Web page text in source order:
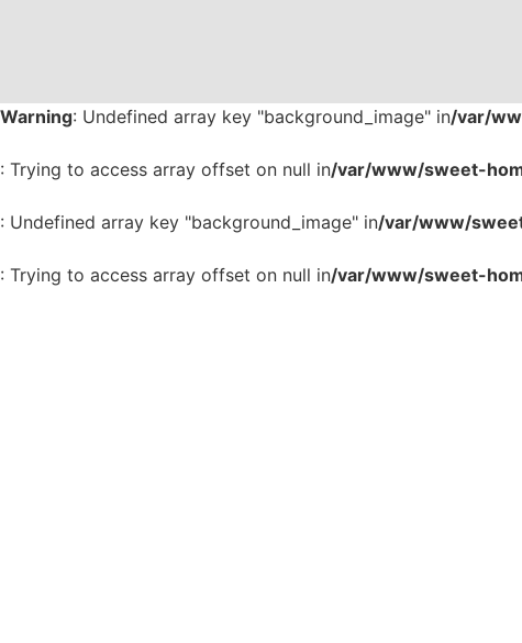
Warning: Undefined array key "background_image" in/var/
: Trying to access array offset on null in/var/www/sweet-
: Undefined array key "background_image" in/var/www/
: Trying to access array offset on null in/var/www/sweet-